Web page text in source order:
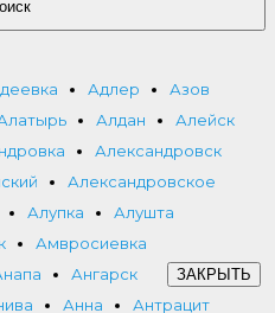
Адлер
Азов
Алдан
Алейск
Александровск
Александровское
Алупка
Алушта
Амвросиевка
Ангарск
Анна
Антрацит
ЗАКРЫТЬ